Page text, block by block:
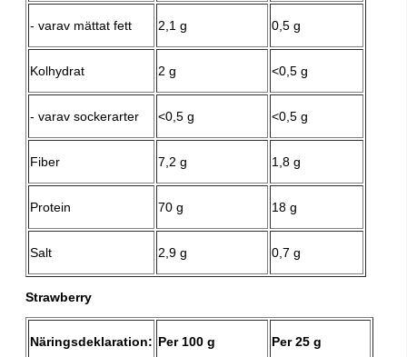
- varav mättat fett 2,1 g 0,5 g
Kolhydrat 2 g <0,5 g
- varav sockerarter <0,5 g <0,5 g
Fiber 7,2 g 1,8 g
Protein 70 g 18 g
Salt 2,9 g 0,7 g
Strawberry
Näringsdeklaration: Per 100 g Per 25 g